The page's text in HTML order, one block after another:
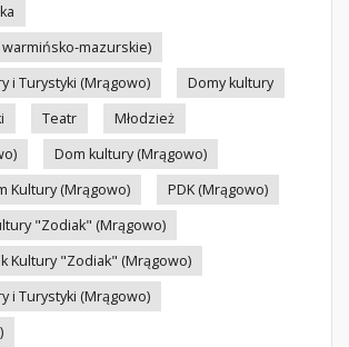
mazurskie)
i Turystyki (Mrągowo)
Domy kultury
Teatr
Młodzież
Dom kultury (Mrągowo)
Kultury (Mrągowo)
PDK (Mrągowo)
"Zodiak" (Mrągowo)
Kultury "Zodiak" (Mrągowo)
i Turystyki (Mrągowo)